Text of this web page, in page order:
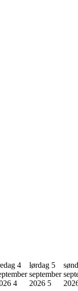
4
4
lørdag 5
september
2026 5